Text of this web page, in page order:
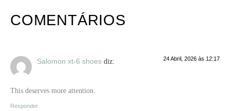
COMENTÁRIOS
Salomon xt-6 shoes diz: 24 Abril, 2026 às 12:17
This deserves more attention.
Responder